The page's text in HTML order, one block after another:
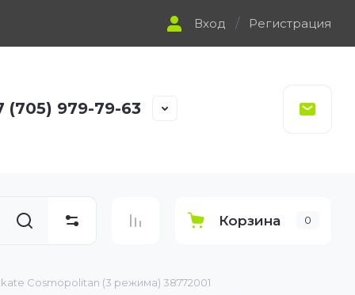
Вход / Регистрация
(705) 979-79-63
Корзина 0
Cosmopolitan (3 режима) 38772001